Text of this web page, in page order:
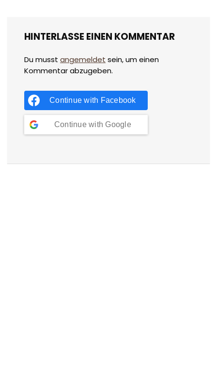
HINTERLASSE EINEN KOMMENTAR
Du musst angemeldet sein, um einen
Kommentar abzugeben.
Continue with Facebook
Continue with Google